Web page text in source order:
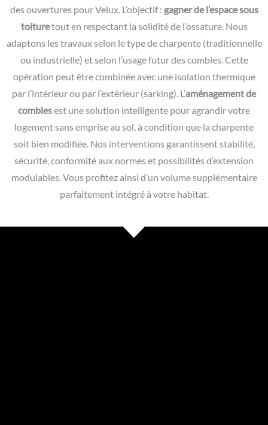
des ouvertures pour Velux. L’objectif : gagner de l’espace sous
toituretout en respectant la solidité de l’ossature. Nous
adaptons les travaux selon le type de charpente (traditionnelle
ou industrielle) et selon l’usage futur des combles. Cette
opération peut être combinée avec une isolation thermique
par l’intérieur ou par l’extérieur (sarking). L’aménagement de
comblesest une solution intelligente pour agrandir votre
logement sans emprise au sol, à condition que la charpente
soit bien modifiée. Nos interventions garantissent stabilité,
sécurité, conformité aux normes et possibilités d’extension
modulables. Vous profitez ainsi d’un volume supplémentaire
parfaitement intégré à votre habitat.